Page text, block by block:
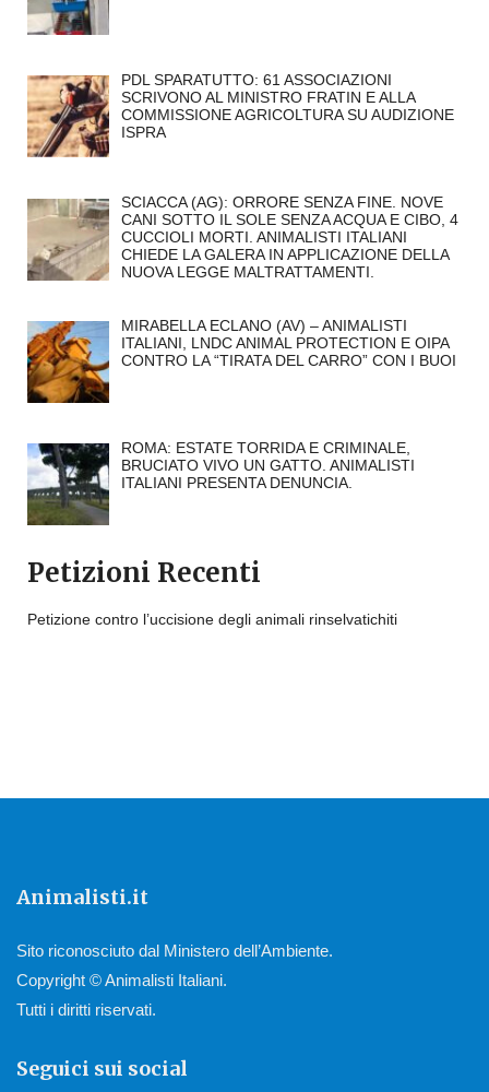
PDL SPARATUTTO: 61 ASSOCIAZIONI
SCRIVONO AL MINISTRO FRATIN E ALLA
COMMISSIONE AGRICOLTURA SU AUDIZIONE
ISPRA
SCIACCA (AG): ORRORE SENZA FINE. NOVE
CANI SOTTO IL SOLE SENZA ACQUA E CIBO, 4
CUCCIOLI MORTI. ANIMALISTI ITALIANI
CHIEDE LA GALERA IN APPLICAZIONE DELLA
NUOVA LEGGE MALTRATTAMENTI.
MIRABELLA ECLANO (AV) – ANIMALISTI
ITALIANI, LNDC ANIMAL PROTECTION E OIPA
CONTRO LA “TIRATA DEL CARRO” CON I BUOI
ROMA: ESTATE TORRIDA E CRIMINALE,
BRUCIATO VIVO UN GATTO. ANIMALISTI
ITALIANI PRESENTA DENUNCIA.
Petizioni Recenti
Petizione contro l’uccisione degli animali rinselvatichiti
Animalisti.it
Sito riconosciuto dal Ministero dell’Ambiente.
Copyright © Animalisti Italiani.
Tutti i diritti riservati.
Seguici sui social